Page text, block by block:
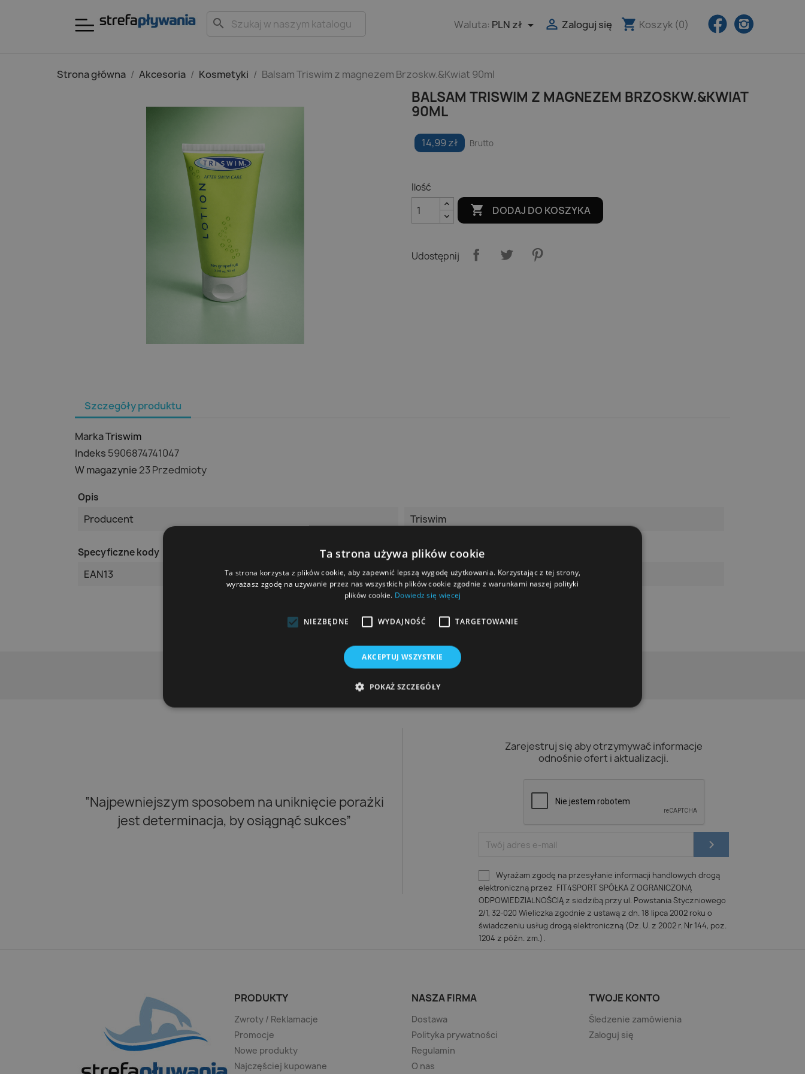
search Facebook
shopping_cart Koszyk (0)
 Zaloguj się
Waluta: PLN zł 
Strona główna Akcesoria Kosmetyki Balsam Triswim z magnezem Brzoskw.&Kwiat 90ml
BALSAM TRISWIM Z MAGNEZEM BRZOSKW.&KWIAT
90ML
14,99 zł Brutto
Ilość
 DODAJ DO KOSZYKA
Udostępnij
Szczegóły produktu
MarkaTriswim
Indeks 5906874741047
W magazynie 23 Przedmioty
Opis
Producent Triswim
Specyficzne kody
EAN13 5906874741047
“Najpewniejszym sposobem na uniknięcie porażki
jest determinacja, by osiągnąć sukces”
Zarejestruj się aby otrzymywać informacje
odnośnie ofert i aktualizacji.
Wyrażam zgodę na przesyłanie informacji handlowych drogą
elektroniczną przez FIT4SPORT SPÓŁKA Z OGRANICZONĄ
ODPOWIEDZIALNOŚCIĄ z siedzibą przy ul. Powstania Styczniowego
2/1, 32-020 Wieliczka zgodnie z ustawą z dn. 18 lipca 2002 roku o
świadczeniu usług drogą elektroniczną (Dz. U. z 2002 r. Nr 144, poz.
1204 z późn. zm.).
PRODUKTY
Zwroty / Reklamacje
Promocje
Nowe produkty
Najczęściej kupowane
NASZA FIRMA
Dostawa
Polityka prywatności
Regulamin
O nas
TWOJE KONTO
Śledzenie zamówienia
Zaloguj się
Ta strona używa plików cookie
Ta strona korzysta z plików cookie, aby zapewnić lepszą wygodę użytkowania. Korzystając z tej strony,
wyrażasz zgodę na używanie przez nas wszystkich plików cookie zgodnie z warunkami naszej polityki
plików cookie. Dowiedz się więcej
NIEZBĘDNE WYDAJNOŚĆ TARGETOWANIE
AKCEPTUJ WSZYSTKIE
POKAŻ SZCZEGÓŁY